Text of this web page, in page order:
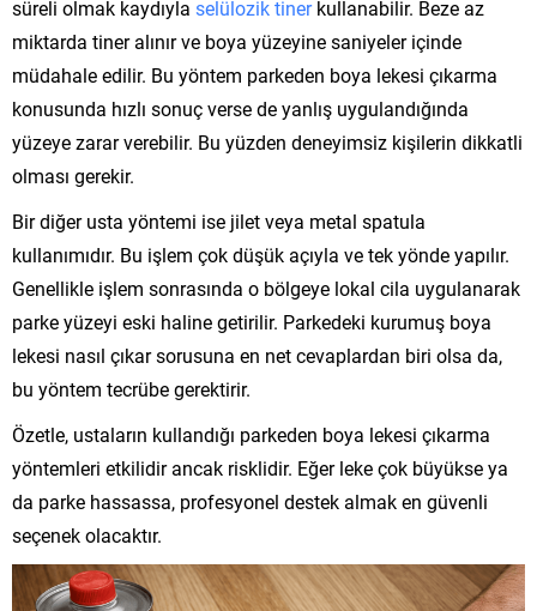
süreli olmak kaydıyla selülozik tinerkullanabilir. Beze az
miktarda tiner alınır ve boya yüzeyine saniyeler içinde
müdahale edilir. Bu yöntem parkeden boya lekesi çıkarma
konusunda hızlı sonuç verse de yanlış uygulandığında
yüzeye zarar verebilir. Bu yüzden deneyimsiz kişilerin dikkatli
olması gerekir.
Bir diğer usta yöntemi ise jilet veya metal spatula
kullanımıdır. Bu işlem çok düşük açıyla ve tek yönde yapılır.
Genellikle işlem sonrasında o bölgeye lokal cila uygulanarak
parke yüzeyi eski haline getirilir. Parkedeki kurumuş boya
lekesi nasıl çıkar sorusuna en net cevaplardan biri olsa da,
bu yöntem tecrübe gerektirir.
Özetle, ustaların kullandığı parkeden boya lekesi çıkarma
yöntemleri etkilidir ancak risklidir. Eğer leke çok büyükse ya
da parke hassassa, profesyonel destek almak en güvenli
seçenek olacaktır.